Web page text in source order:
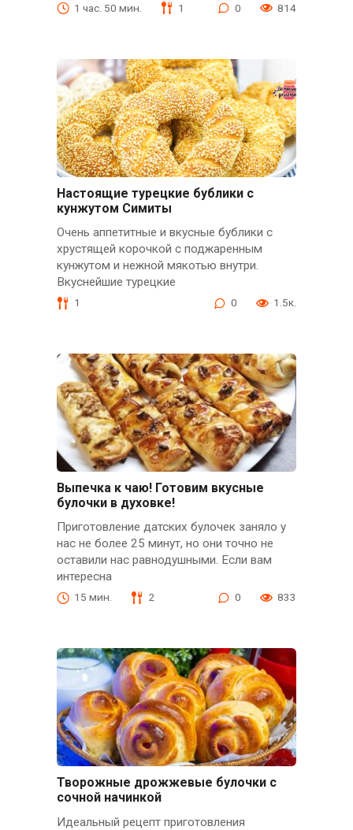
1 час. 50 мин. 1 0 814
Настоящие турецкие бублики с
кунжутом Симиты
Очень аппетитные и вкусные бублики с
хрустящей корочкой с поджаренным
кунжутом и нежной мякотью внутри.
Вкуснейшие турецкие
1 0 1.5к.
Выпечка к чаю! Готовим вкусные
булочки в духовке!
Приготовление датских булочек заняло у
нас не более 25 минут, но они точно не
оставили нас равнодушными. Если вам
интересна
15 мин. 2 0 833
Творожные дрожжевые булочки с
сочной начинкой
Идеальный рецепт приготовления